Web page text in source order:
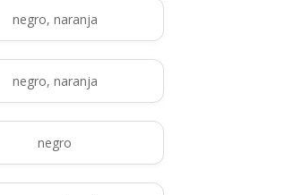
negro, naranja
negro, naranja
negro